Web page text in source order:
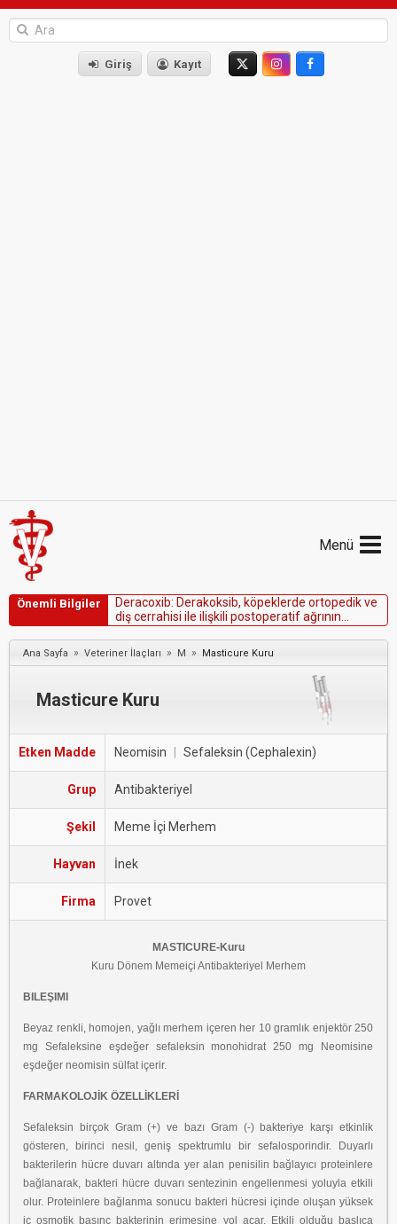
Giriş Kayıt
Menü
Önemli Bilgiler Deracoxib: Derakoksib, köpekerde ortopedikve
dişcerrahisi i e i işki i postoperatifağrının
tedavisiveosteoartritileilişkiliağrıveiltihabın
tedavisiiçinkullanılılır.
Ana Sayfa » Veteriner İlaçları » M » Masticure Kuru
Masticure Kuru
Etken Madde Neomisin Sefaleksin (Cephalexin)
Grup Antibakteriyel
Şekil Meme İçi Merhem
Hayvan İnek
Firma Provet
MASTICURE-Kuru
Kuru Dönem Memeiçi Antibakteriyel Merhem
BILEŞIMI
Beyaz renkli, homojen, yağlı merhem içeren her 10 gramlık enjektör 250
mg Sefaleksine eşdeğer sefaleksin monohidrat 250 mg Neomisine
eşdeğer neomisin sülfat içerir.
FARMAKOLOJİK ÖZELLİKLERİ
Sefaleksin birçok Gram (+) ve bazı Gram (-) bakteriye karşı etkinlik
gösteren, birinci nesil, geniş spektrumlu bir sefalosporindir. Duyarlı
bakterilerin hücre duvarı altında yer alan penisilin bağlayıcı proteinlere
bağlanarak, bakteri hücre duvarı sentezinin engellenmesi yoluyla etkili
olur. Proteinlere bağlanma sonucu bakteri hücresi içinde oluşan yüksek
iç osmotik basınç bakterinin erimesine yol açar. Etkili olduğu başlıca